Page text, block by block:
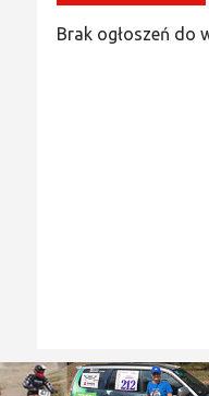
Brak ogłoszeń do